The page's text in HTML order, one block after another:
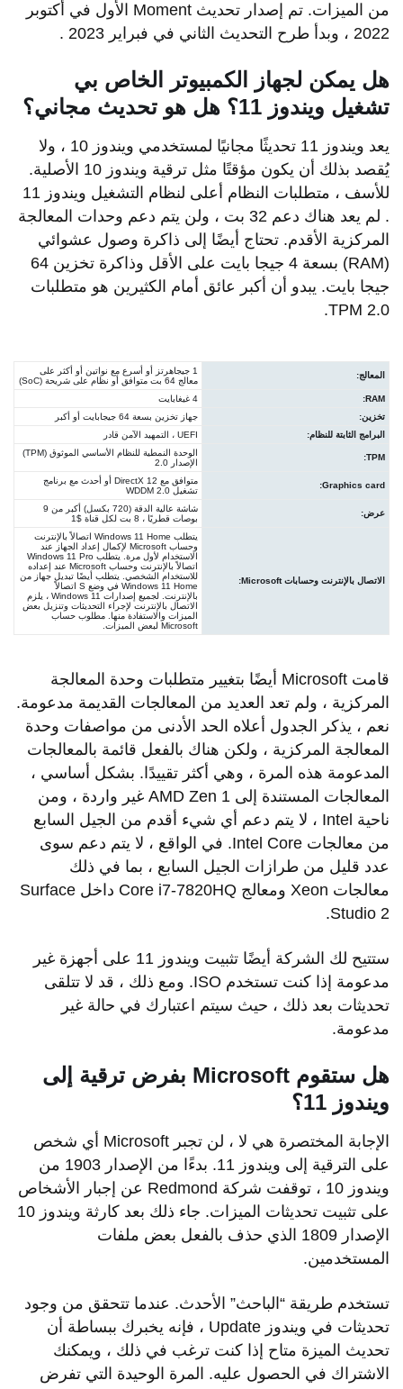
من الميزات. تم إصدار تحديث Moment الأول في أكتوبر
2022 ، وبدأ طرح التحديث الثاني في فبراير 2023 .
هل يمكن لجهاز الكمبيوتر الخاص بي
تشغيل ويندوز 11؟ هل هو تحديث مجاني؟
يعد ويندوز 11 تحديثًا مجانيًا لمستخدمي ويندوز 10 ، ولا
يُقصد بذلك أن يكون مؤقتًا مثل ترقية ويندوز 10 الأصلية.
للأسف ، متطلبات النظام أعلى لنظام التشغيل ويندوز 11
. لم يعد هناك دعم 32 بت ، ولن يتم دعم وحدات المعالجة
المركزية الأقدم. تحتاج أيضًا إلى ذاكرة وصول عشوائي
(RAM) بسعة 4 جيجا بايت على الأقل وذاكرة تخزين 64
جيجا بايت. يبدو أن أكبر عائق أمام الكثيرين هو متطلبات
TPM 2.0.
المعالج:
1 جيجاهرتز أو أسرع مع نواتين أو أكثر على
معالج 64 بت متوافق أو نظام على شريحة (SoC)
RAM:
4 غيغابايت
تخزين:
جهاز تخزين بسعة 64 جيجابايت أو أكبر
البرامج الثابتة للنظام:
UEFI ، التمهيد الآمن قادر
TPM:
الوحدة النمطية للنظام الأساسي الموثوق (TPM)
الإصدار 2.0
Graphics card:
متوافق مع DirectX 12 أو أحدث مع برنامج
تشغيل WDDM 2.0
عرض:
شاشة عالية الدقة (720 بكسل) أكبر من 9
بوصات قطريًا ، 8 بت لكل قناة $1
الاتصال بالإنترنت وحسابات Microsoft:
يتطلب Windows 11 Home اتصالاً بالإنترنت
وحساب Microsoft لإكمال إعداد الجهاز عند
الاستخدام لأول مرة. يتطلب Windows 11 Pro
اتصالاً بالإنترنت وحساب Microsoft عند إعداده
للاستخدام الشخصي. يتطلب أيضًا تبديل جهاز من
Windows 11 Home في وضع S اتصالاً
بالإنترنت. لجميع إصدارات Windows 11 ، يلزم
الاتصال بالإنترنت لإجراء التحديثات وتنزيل بعض
الميزات والاستفادة منها. مطلوب حساب
Microsoft لبعض الميزات.
قامت Microsoft أيضًا بتغيير متطلبات وحدة المعالجة
المركزية ، ولم تعد العديد من المعالجات القديمة مدعومة.
نعم ، يذكر الجدول أعلاه الحد الأدنى من مواصفات وحدة
المعالجة المركزية ، ولكن هناك بالفعل قائمة بالمعالجات
المدعومة هذه المرة ، وهي أكثر تقييدًا. بشكل أساسي ،
المعالجات المستندة إلى AMD Zen 1 غير واردة ، ومن
ناحية Intel ، لا يتم دعم أي شيء أقدم من الجيل السابع
من معالجات Intel Core. في الواقع ، لا يتم دعم سوى
عدد قليل من طرازات الجيل السابع ، بما في ذلك
معالجات Xeon ومعالج Core i7-7820HQ داخل Surface
Studio 2.
ستتيح لك الشركة أيضًا تثبيت ويندوز 11 على أجهزة غير
مدعومة إذا كنت تستخدم ISO. ومع ذلك ، قد لا تتلقى
تحديثات بعد ذلك ، حيث سيتم اعتبارك في حالة غير
مدعومة.
هل ستقوم Microsoft بفرض ترقية إلى
ويندوز 11؟
الإجابة المختصرة هي لا ، لن تجبر Microsoft أي شخص
على الترقية إلى ويندوز 11. بدءًا من الإصدار 1903 من
ويندوز 10 ، توقفت شركة Redmond عن إجبار الأشخاص
على تثبيت تحديثات الميزات. جاء ذلك بعد كارثة ويندوز 10
الإصدار 1809 الذي حذف بالفعل بعض ملفات
المستخدمين.
تستخدم طريقة “الباحث” الأحدث. عندما تتحقق من وجود
تحديثات في ويندوز Update ، فإنه يخبرك ببساطة أن
تحديث الميزة متاح إذا كنت ترغب في ذلك ، ويمكنك
الاشتراك في الحصول عليه. المرة الوحيدة التي تفرض